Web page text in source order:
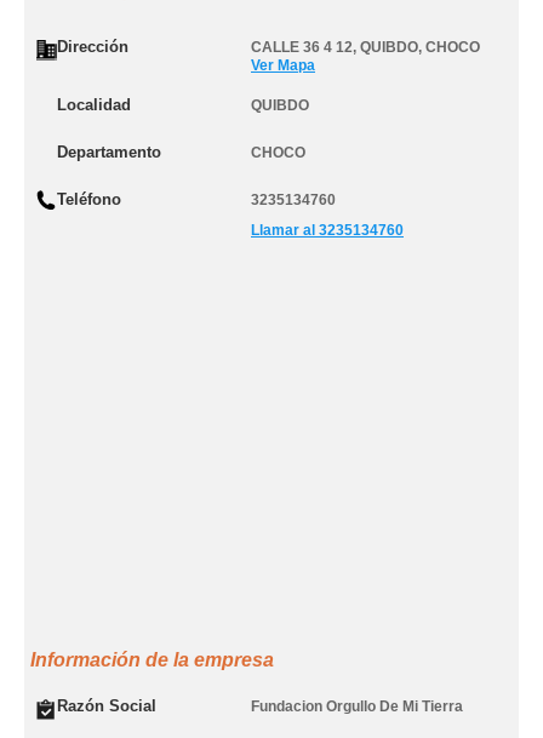
Dirección CALLE 36 4 12, QUIBDO, CHOCO
Ver Mapa
Localidad QUIBDO
Departamento CHOCO
Teléfono
3235134760
Llamar al 3235134760
Información de la empresa
Razón Social Fundacion Orgullo De Mi Tierra